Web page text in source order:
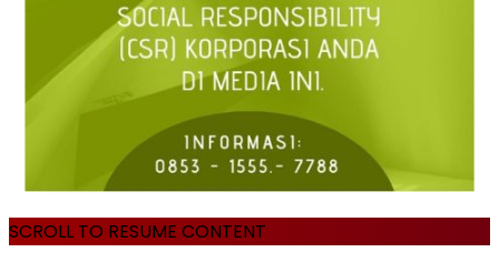
SCROLL TO RESUME CONTENT